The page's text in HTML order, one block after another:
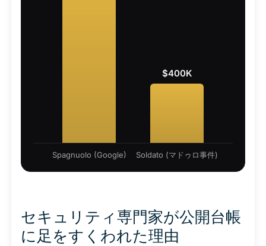
$400K
Spagnuolo (Google) Soldato (マドゥロ事件)
セキュリティ専門家が公開台帳
に足をすくわれた理由